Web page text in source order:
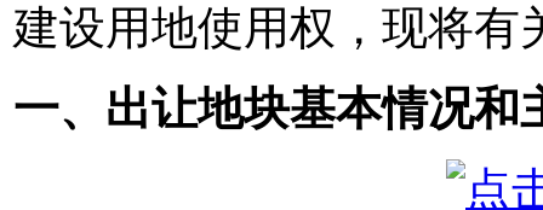
建设用地使用权，现将有
一、出让地块基本情况和